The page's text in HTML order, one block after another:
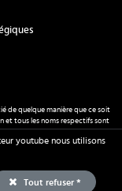
de quelque manière que ce soit
et tous les noms respectifs sont
Nintendo 1996-2026.
Critique
youtube nous utilisons
Tout refuser *